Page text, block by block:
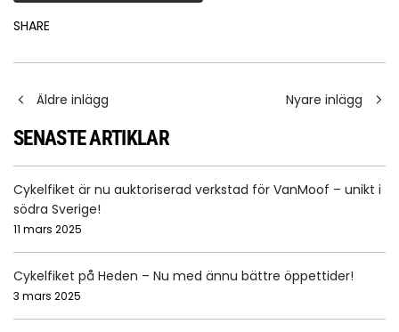
SHARE
Äldre inlägg Nyare inlägg
SENASTE ARTIKLAR
Cykelfiket är nu auktoriserad verkstad för VanMoof – unikt i
södra Sverige!
11 mars 2025
Cykelfiket på Heden – Nu med ännu bättre öppettider!
3 mars 2025